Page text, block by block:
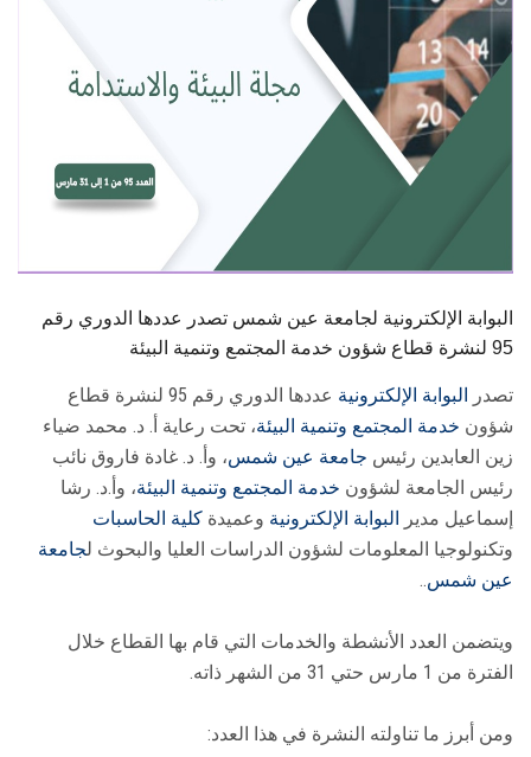
الدراسات العليا
الخريجين
الموظفون
البوابة الإلكترونية لجامعة عين شمس تصدر عددها الدوري رقم
95 لنشرة قطاع شؤون خدمة المجتمع وتنمية البيئة
تصدر البوابة الإلكترونية
عددها الدوري رقم 95 لنشرة قطاع
شؤون خدمة ‏المجتمع وتنمية البيئة، تحت رعاية أ. د. محمد ضياء
زين العابدين رئيس جامعة عين شمس، وأ. د. غادة فاروق نائب
رئيس الجامعة لشؤون خدمة ‏المجتمع وتنمية البيئة، وأ.د. رشا
إسماعيل مدير
البوابة الإلكترونية وعميدة كلية الحاسبات
وتكنولوجيا المعلومات لشؤون الدراسات العليا والبحوث لجامعة
عين شمس..
ويتضمن العدد الأنشطة والخدمات التي قام بها القطاع خلال
الفترة من 1 مارس حتي 31 من الشهر ذاته.
ومن أبرز ما تناولته النشرة في هذا العدد: